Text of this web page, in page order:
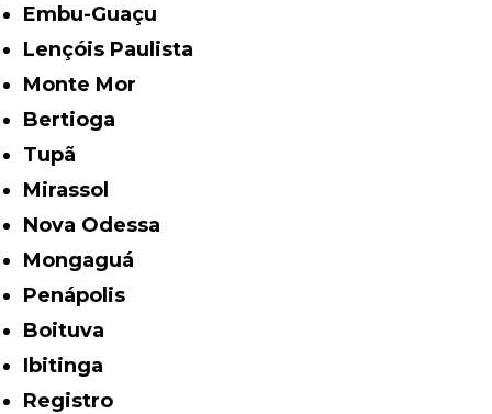
Embu-Guaçu
Lençóis Paulista
Monte Mor
Bertioga
Tupã
Mirassol
Nova Odessa
Mongaguá
Penápolis
Boituva
Ibitinga
Registro